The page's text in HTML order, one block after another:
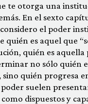
te otorga una
En el sexto
considero el poder
quién es aquel que
quién es aquella
no sólo quién
quién progresa
suelen
dispuestos y